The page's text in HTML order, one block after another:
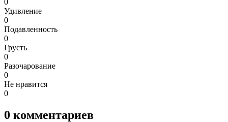
Удивление
0
Подавленность
0
Грусть
0
Разочарование
0
Не нравится
0
0 комментариев